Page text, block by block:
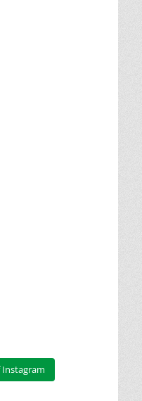
Instagram